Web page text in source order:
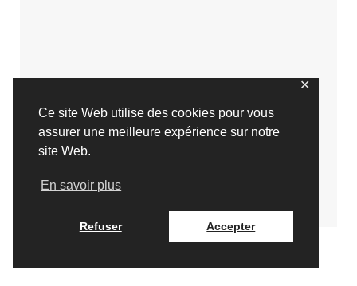
Ce site Web utilise des cookies pour vous
assurer une meilleure expérience sur notre
site Web.
En savoir plus
Refuser Accepter
✕